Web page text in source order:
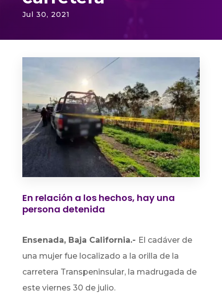
Jul 30, 2021
En relación a los hechos, hay una
persona detenida
Ensenada, Baja California.- El cadáver de
una mujer fue localizado a la orilla de la
carretera Transpeninsular, la madrugada de
este viernes 30 de julio.